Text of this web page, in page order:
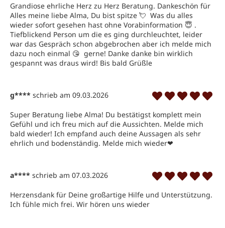
Grandiose ehrliche Herz zu Herz Beratung. Dankeschön für
Alles meine liebe Alma, Du bist spitze 💘  Was du alles
wieder sofort gesehen hast ohne Vorabinformation 😇 .
Tiefblickend Person um die es ging durchleuchtet, leider
war das Gespräch schon abgebrochen aber ich melde mich
dazu noch einmal 😘  gerne! Danke danke bin wirklich
gespannt was draus wird! Bis bald Grüßle
g**** schrieb am 09.03.2026
Super Beratung liebe Alma! Du bestätigst komplett mein
Gefühl und ich freu mich auf die Aussichten. Melde mich
bald wieder! Ich empfand auch deine Aussagen als sehr
ehrlich und bodenständig. Melde mich wieder❤ ️
a**** schrieb am 07.03.2026
Herzensdank für Deine großartige Hilfe und Unterstützung.
Ich fühle mich frei. Wir hören uns wieder